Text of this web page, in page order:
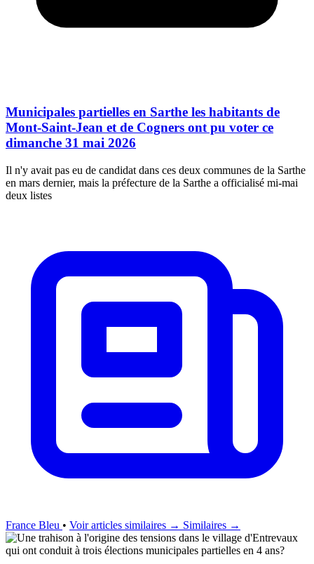
Municipales partielles en Sarthe les habitants de
Mont-Saint-Jean et de Cogners ont pu voter ce
dimanche 31 mai 2026
Il n'y avait pas eu de candidat dans ces deux communes de la Sarthe
en mars dernier, mais la préfecture de la Sarthe a officialisé mi-mai
deux listes
France Bleu • Voir articles similaires → Similaires →